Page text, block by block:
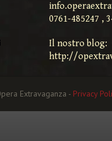
0761-485247 ,
Il nostro blog:
http://
Extravaganza - Privacy